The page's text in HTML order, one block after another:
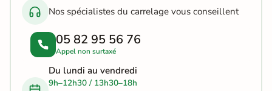
Nos spécialistes du carrelage vous conseillent
05 82 95 56 76
Appel non surtaxé
Du lundi au vendredi
9h–12h30 / 13h30–18h